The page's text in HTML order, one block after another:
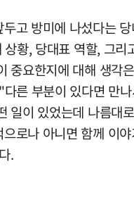
고 방미에 나섰다는
황, 당대표 역할, 그리
중요한지에 대해 생각
른 부분이 있다면 만
일이 있었는데 나름대
로나 아니면 함께 이
.